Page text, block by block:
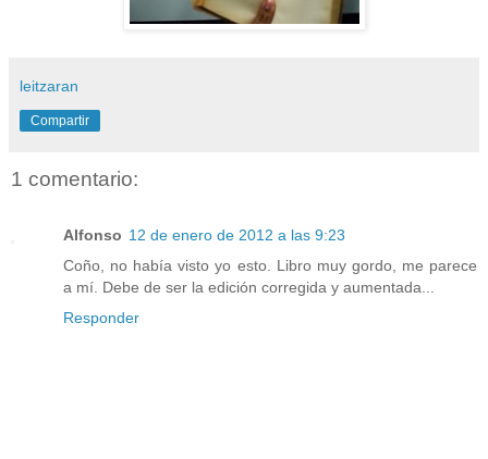
leitzaran
Compartir
1 comentario:
Alfonso 12 de enero de 2012 a las 9:23
Coño, no había visto yo esto. Libro muy gordo, me parece
a mí. Debe de ser la edición corregida y aumentada...
Responder